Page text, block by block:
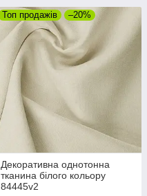
Топ продажів –20%
Декоративна однотонна
тканина білого кольору
84445v2